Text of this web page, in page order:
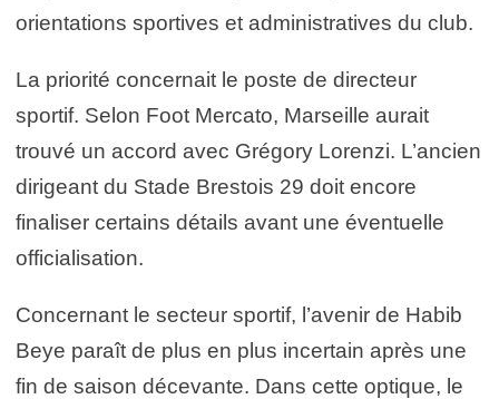
orientations sportives et administratives du club.
La priorité concernait le poste de directeur
sportif. Selon Foot Mercato, Marseille aurait
trouvé un accord avec Grégory Lorenzi. L’ancien
dirigeant du Stade Brestois 29 doit encore
finaliser certains détails avant une éventuelle
officialisation.
Concernant le secteur sportif, l’avenir de Habib
Beye paraît de plus en plus incertain après une
fin de saison décevante. Dans cette optique, le